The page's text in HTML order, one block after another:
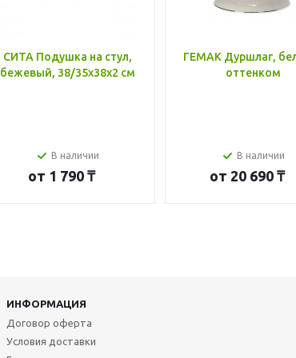
СИТА Подушка на стул,
бежевый, 38/35x38x2 см
В наличии
от 1 790 ₸
ГЕМАК Дуршлаг,
оттенком
В наличии
от 20 690 ₸
ИНФОРМАЦИЯ
Договор оферта
Условия доставки